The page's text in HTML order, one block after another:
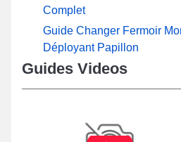
Complet
Guide Changer Fermoir
Déployant Papillon
Guides Videos